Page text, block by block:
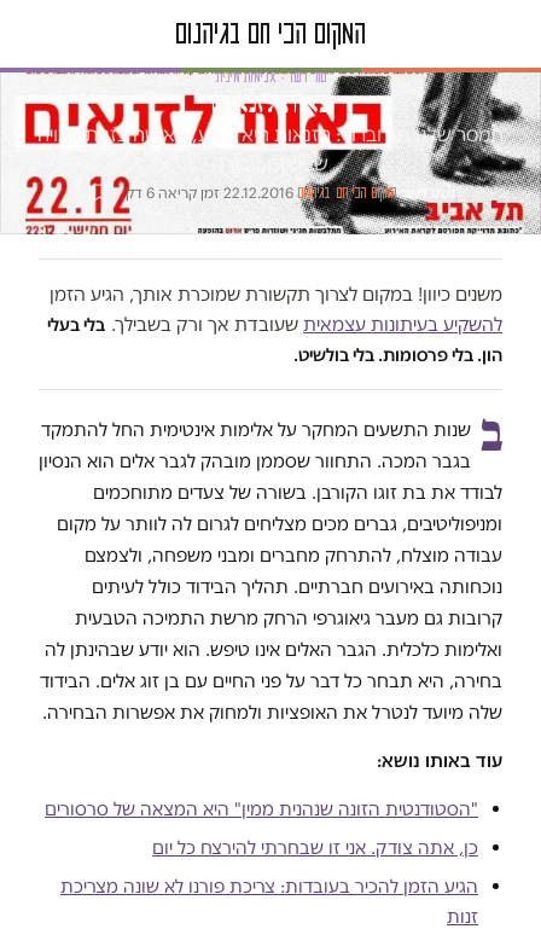
טור דעה · אלימות מינית
באות לזנאים
המסר שלנו חד וברור: הזנאות היא פשע, האישה בזנות ראויה
שנילחם עבורה
נטע לאור ·המקום הכי חם בגיהנום ·
22.12.2016
·זמן קריאה 6 דק׳
משנים כיוון! במקום לצרוך תקשורת שמוכרת אותך, הגיע הזמן
להשקיע בעיתונות עצמאית שעובדת אך ורק בשבילך. בלי בעלי
הון. בלי פרסומות. בלי בולשיט.
ב שנות התשעים המחקר על אלימות אינטימית החל להתמקד
בגבר המכה. התחוור שסממן מובהק לגבר אלים הוא הנסיון
לבודד את בת זוגו הקורבן. בשורה של צעדים מתוחכמים
ומניפוליטיבים, גברים מכים מצליחים לגרום לה לוותר על מקום
עבודה מוצלח, להתרחק מחברים ומבני משפחה, ולצמצם
נוכחותה באירועים חברתיים. תהליך הבידוד כולל לעיתים
קרובות גם מעבר גיאוגרפי הרחק מרשת התמיכה הטבעית
ואלימות כלכלית. הגבר האלים אינו טיפש. הוא יודע שבהינתן לה
בחירה, היא תבחר כל דבר על פני החיים עם בן זוג אלים. הבידוד
שלה מיועד לנטרל את האופציות ולמחוק את אפשרות הבחירה.
עוד באותו נושא:
"הסטודנטית הזונה שנהנית ממין" היא המצאה של סרסורים
כן, אתה צודק. אני זו שבחרתי להירצח כל יום
הגיע הזמן להכיר בעובדות: צריכת פורנו לא שונה מצריכת
זנות